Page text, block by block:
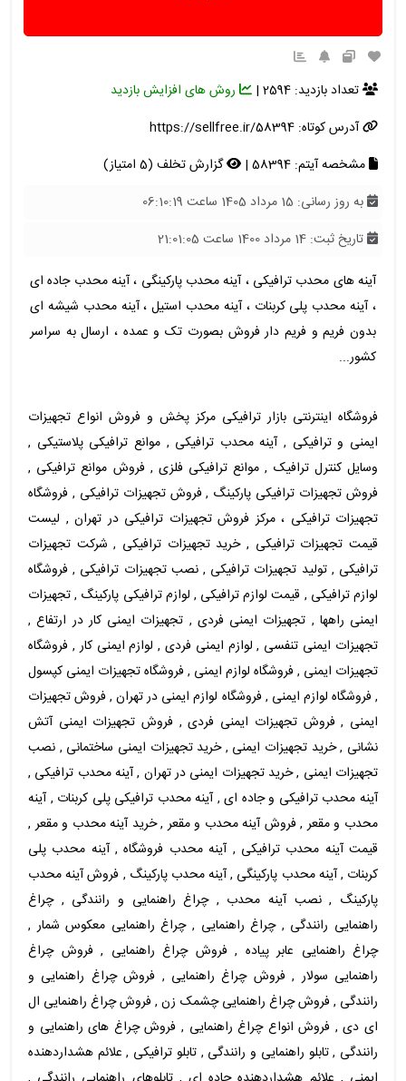
تعداد بازدید: 2594 |
روش های افزایش بازدید
آدرس کوتاه:https://sellfree.ir/58394
مشخصه آیتم: 58394 |
گزارش تخلف (5 امتیاز)
به روز رسانی: 15 مرداد 1405 ساعت 06:10:19
تاریخ ثبت: 14 مرداد 1400 ساعت 21:01:05
آینه های محدب ترافیکی ، آینه محدب پارکینگی ، آینه محدب جاده ای
، آینه محدب پلی کربنات ، آینه محدب استیل ، آینه محدب شیشه ای
بدون فریم و فریم دار فروش بصورت تک و عمده ، ارسال به سراسر
کشور...
فروشگاه اینترنتی بازار ترافیکی مرکز پخش و فروش انواع تجهیزات
ایمنی و ترافیکی , آینه محدب ترافیکی , موانع ترافیکی پلاستیکی ,
وسایل کنترل ترافیک , موانع ترافیکی فلزی , فروش موانع ترافیکی ,
فروش تجهیزات ترافیکی پارکینگ , فروش تجهیزات ترافیکی , فروشگاه
تجهیزات ترافیکی ، مرکز فروش تجهیزات ترافیکی در تهران , لیست
قیمت تجهیزات ترافیکی , خرید تجهیزات ترافیکی , شرکت تجهیزات
ترافیکی , تولید تجهیزات ترافیکی , نصب تجهیزات ترافیکی , فروشگاه
لوازم ترافیکی , قیمت لوازم ترافیکی , لوازم ترافیکی پارکینگ , تجهیزات
ایمنی راهها , تجهیزات ایمنی فردی , تجهیزات ایمنی کار در ارتفاع ,
تجهیزات ایمنی تنفسی , لوازم ایمنی فردی , لوازم ایمنی کار , فروشگاه
تجهیزات ایمنی , فروشگاه لوازم ایمنی , فروشگاه تجهیزات ایمنی کپسول
, فروشگاه لوازم ایمنی , فروشگاه لوازم ایمنی در تهران , فروش تجهیزات
ایمنی , فروش تجهیزات ایمنی فردی , فروش تجهیزات ایمنی آتش
نشانی , خرید تجهیزات ایمنی , خرید تجهیزات ایمنی ساختمانی , نصب
تجهیزات ایمنی , خرید تجهیزات ایمنی در تهران , آینه محدب ترافیکی ,
آینه محدب ترافیکی و جاده ای , آینه محدب ترافیکی پلی کربنات , آینه
محدب و مقعر , فروش آینه محدب و مقعر , خرید آینه محدب و مقعر ,
قیمت آینه محدب ترافیکی , آینه محدب فروشگاه , آینه محدب پلی
کربنات , آینه محدب پارکینگی , آینه محدب پارکینگ , فروش آینه محدب
پارکینگ , نصب آینه محدب , چراغ راهنمایی و رانندگی , چراغ
راهنمایی رانندگی , چراغ راهنمایی , چراغ راهنمایی معکوس شمار ,
چراغ راهنمایی عابر پیاده , فروش چراغ راهنمایی , فروش چراغ
راهنمایی سولار , فروش چراغ راهنمایی , فروش چراغ راهنمایی و
رانندگی , فروش چراغ راهنمایی چشمک زن , فروش چراغ راهنمایی ال
ای دی , فروش انواع چراغ راهنمایی , فروش چراغ های راهنمایی و
رانندگی , تابلو راهنمایی و رانندگی , تابلو ترافیکی , علائم هشداردهنده